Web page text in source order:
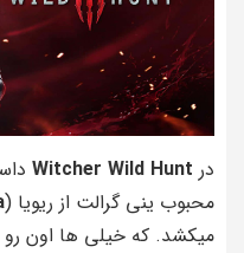
در Witcher Wild Hunt
محبوب ینی گرالت از ریویا (
میکشد. که خیلی ها اون